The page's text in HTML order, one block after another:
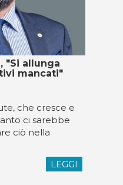
"Si allunga
mancati"
che cresce e
ci sarebbe
ciò nella
LEGGI